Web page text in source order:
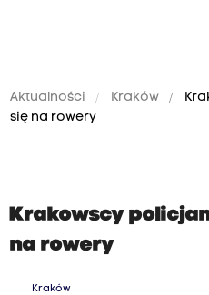
Aktualności Kraków
się na rowery
Krakowscy
na rowery
Kraków